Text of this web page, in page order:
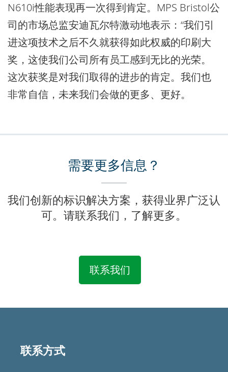
N610i性能表现再一次得到肯定。MPS Bristol公
司的市场总监安迪瓦尔特激动地表示：“我们引
进这项技术之后不久就获得如此权威的印刷大
奖，这使我们公司所有员工感到无比的光荣。
这次获奖是对我们取得的进步的肯定。我们也
非常自信，未来我们会做的更多、更好。
需要更多信息？
我们创新的标识解决方案，获得业界广泛认
可。请联系我们，了解更多。
联系我们
Featured
联系方式